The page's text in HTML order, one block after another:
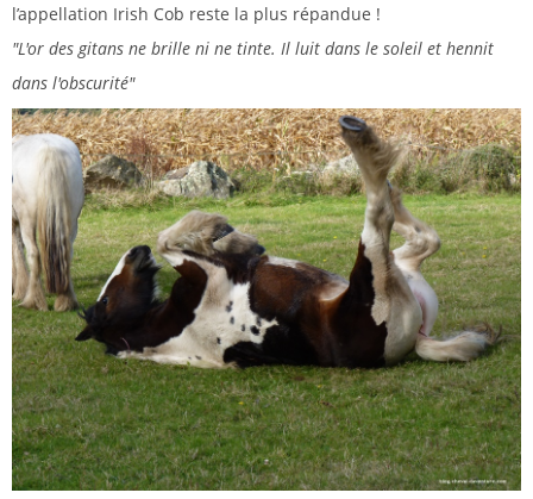
l’appellation Irish Cob reste la plus répandue !
"L'or des gitans ne brille ni ne tinte. Il luit dans le soleil et hennit
dans l'obscurité"